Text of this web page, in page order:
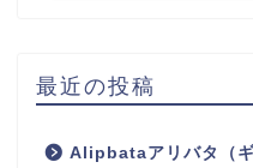
最近の投稿
Alipbataアリバタ（